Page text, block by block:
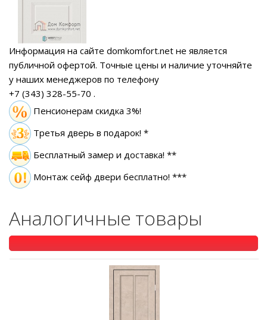
Информация на сайте domkomfort.net не является
публичной офертой. Точные цены и наличие уточняйте
у наших менеджеров по телефону
+7 (343) 328-55-70 .
Пенсионерам скидка 3%!
Третья дверь в подарок! *
Бесплатный замер и доставка! **
Монтаж сейф двери бесплатно! ***
Аналогичные товары